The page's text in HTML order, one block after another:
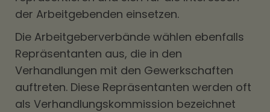
der Arbeitgebenden einsetzen.
Die Arbeitgeberverbände wählen ebenfalls
Repräsentanten aus, die in den
Verhandlungen mit den Gewerkschaften
auftreten. Diese Repräsentanten werden oft
als Verhandlungskommission bezeichnet